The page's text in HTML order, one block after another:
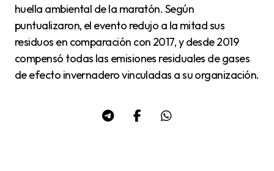
huella ambiental de la maratón. Según
puntualizaron, el evento redujo a la mitad sus
residuos en comparación con 2017, y desde 2019
compensó todas las emisiones residuales de gases
de efecto invernadero vinculadas a su organización.